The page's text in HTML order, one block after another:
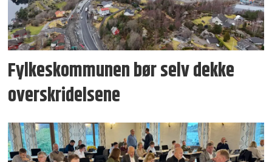
Fylkeskommunen bør selv dekke
overskridelsene